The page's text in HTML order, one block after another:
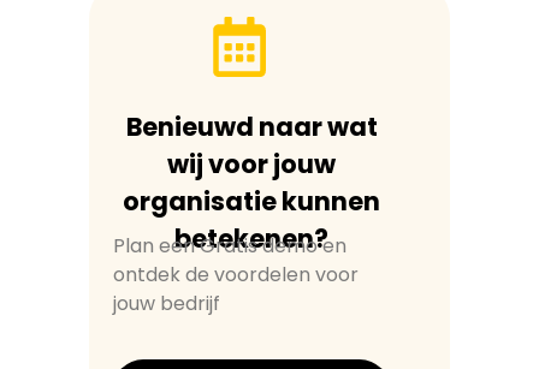
Benieuwd naar wat
wij voor jouw
organisatie kunnen
betekenen?
Plan een Gratis demo en
ontdek de voordelen voor
jouw bedrijf